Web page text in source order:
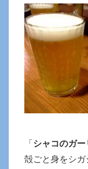
「 シャコのガー
殻ごと身をシガ